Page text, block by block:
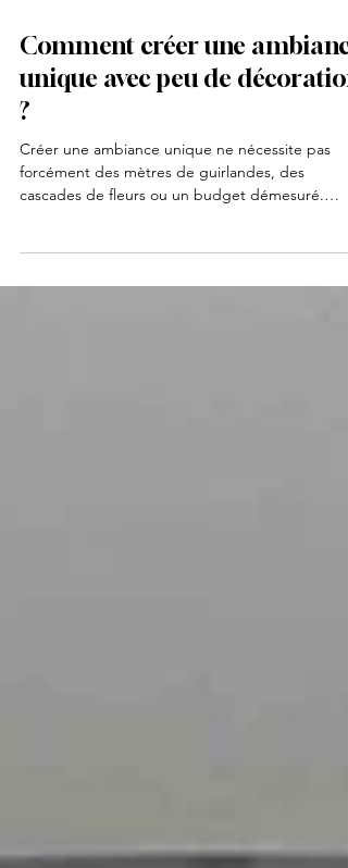
Comment créer une ambiance
unique avec peu de décoration
?
Créer une ambiance unique ne nécessite pas
Parfois, ce...